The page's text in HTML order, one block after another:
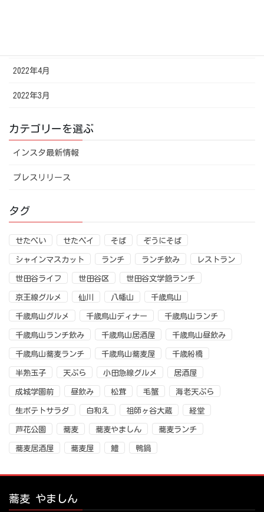
2022年4月
2022年3月
カテゴリーを選ぶ
インスタ最新情報
プレスリリース
タグ
せたぺい せたペイ そば ぞうにそば
シャインマスカット ランチ ランチ飲み レストラン
世田谷ライフ 世田谷区 世田谷文学館ランチ
京王線グルメ 仙川 八幡山 千歳烏山
千歳烏山グルメ 千歳烏山ディナー 千歳烏山ランチ
千歳烏山ランチ飲み 千歳烏山居酒屋 千歳烏山昼飲み
千歳烏山蕎麦ランチ 千歳烏山蕎麦屋 千歳船橋
半熟玉子 天ぷら 小田急線グルメ 居酒屋
成城学園前 昼飲み 松茸 毛蟹 海老天ぷら
生ポテトサラダ 白和え 祖師ヶ谷大蔵 経堂
芦花公園 蕎麦 蕎麦やましん 蕎麦ランチ
蕎麦居酒屋 蕎麦屋 鱧 鴨鍋
蕎麦 やましん